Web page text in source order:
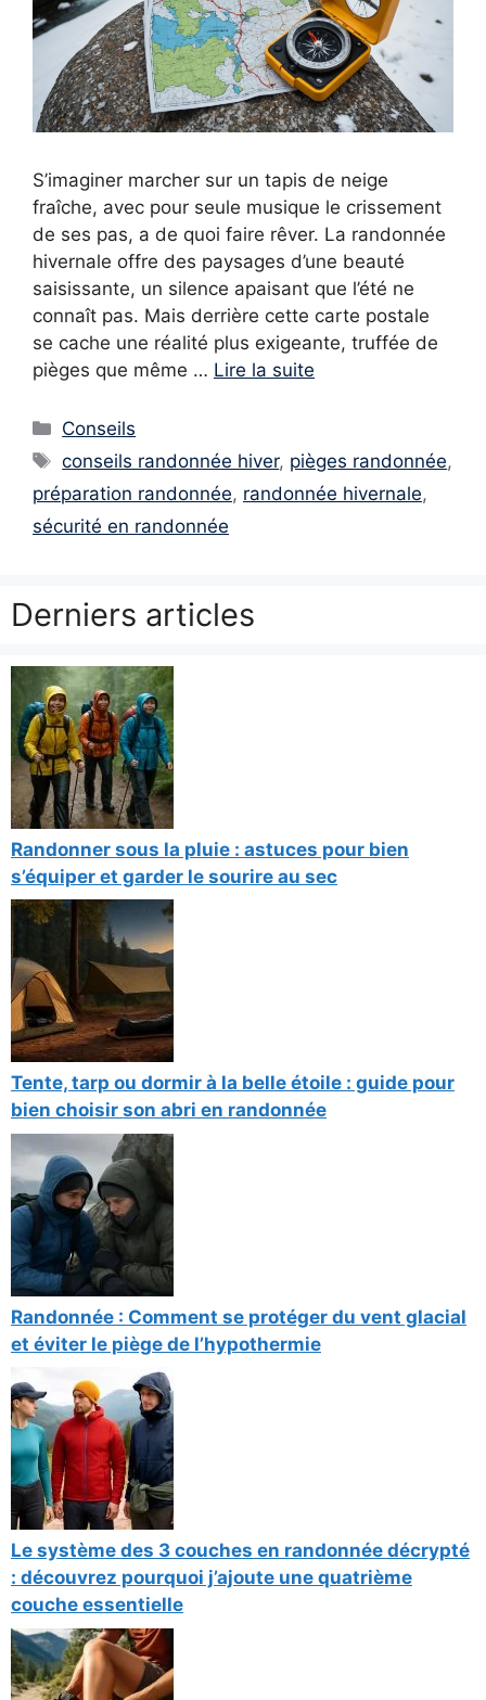
S’imaginer marcher sur un tapis de neige
fraîche, avec pour seule musique le crissement
de ses pas, a de quoi faire rêver. La randonnée
hivernale offre des paysages d’une beauté
saisissante, un silence apaisant que l’été ne
connaît pas. Mais derrière cette carte postale
se cache une réalité plus exigeante, truffée de
pièges que même … Lire la suite
Catégories
Conseils
Étiquettes
conseils randonnée hiver, pièges randonnée,
préparation randonnée, randonnée hivernale,
sécurité en randonnée
Derniers articles
Randonner sous la pluie : astuces pour bien
s’équiper et garder le sourire au sec
Tente, tarp ou dormir à la belle étoile : guide pour
bien choisir son abri en randonnée
Randonnée : Comment se protéger du vent glacial
et éviter le piège de l’hypothermie
Le système des 3 couches en randonnée décrypté
: découvrez pourquoi j’ajoute une quatrième
couche essentielle